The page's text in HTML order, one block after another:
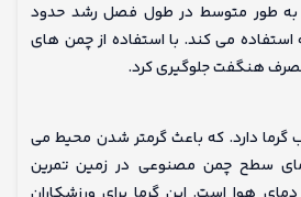
طور متوسط در طول فصل رشد حدود
هفته استفاده می کند. با استفاده از چمن های
هنگفت جلوگیری کرد.
دارد. که باعث گرمتر شدن محیط می
سطح چمن مصنوعی در زمین تمرین